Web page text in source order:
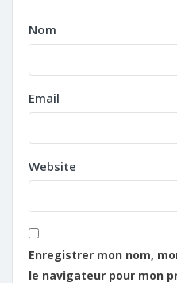
Nom
Email
Website
Enregistrer mon nom,
le navigateur pour mon